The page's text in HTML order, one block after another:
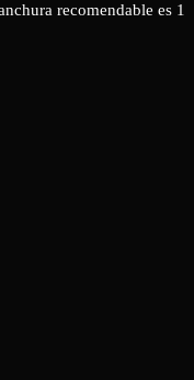
recomendable es 1